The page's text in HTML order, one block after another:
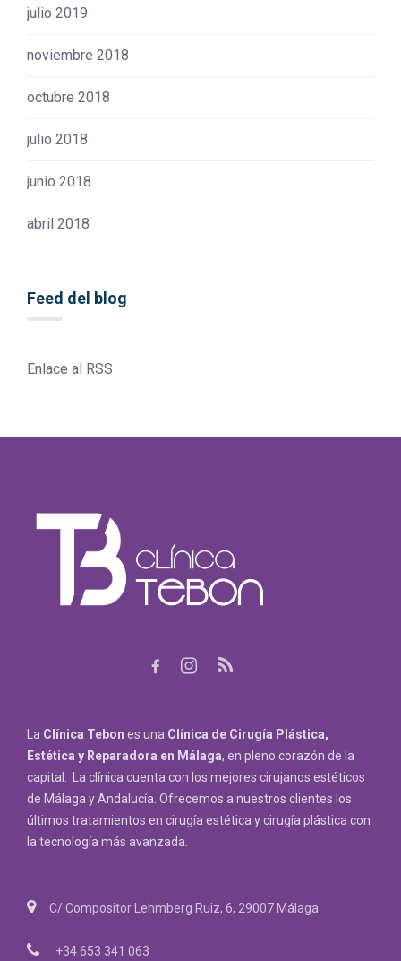
julio 2019
noviembre 2018
octubre 2018
julio 2018
junio 2018
abril 2018
Feed del blog
Enlace al RSS
La Clínica Tebon es una Clínica de Cirugía Plástica,
Estética y Reparadora en Málaga, en pleno corazón de la
capital. La clínica cuenta con los mejores cirujanos estéticos
de Málaga y Andalucía. Ofrecemos a nuestros clientes los
últimos tratamientos en cirugía estética y cirugía plástica con
la tecnología más avanzada.
C/ Compositor Lehmberg Ruiz, 6, 29007 Málaga
+34 653 341 063